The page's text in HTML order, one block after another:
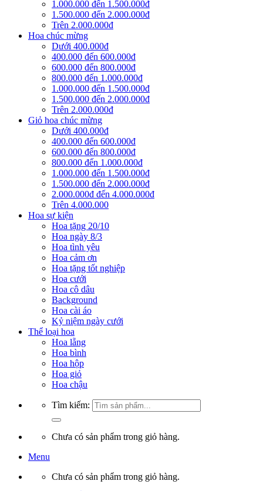
1.000.000 đến 1.500.000đ
1.500.000 đến 2.000.000đ
Trên 2.000.000đ
Hoa chúc mừng
Dưới 400.000đ
400.000 đến 600.000đ
600.000 đến 800.000đ
800.000 đến 1.000.000đ
1.000.000 đến 1.500.000đ
1.500.000 đến 2.000.000đ
Trên 2.000.000đ
Giỏ hoa chúc mừng
Dưới 400.000đ
400.000 đến 600.000đ
600.000 đến 800.000đ
800.000 đến 1.000.000đ
1.000.000 đến 1.500.000đ
1.500.000 đến 2.000.000đ
2.000.000đ đến 4.000.000đ
Trên 4.000.000
Hoa sự kiện
Hoa tặng 20/10
Hoa ngày 8/3
Hoa tình yêu
Hoa cảm ơn
Hoa tặng tốt nghiệp
Hoa cưới
Hoa cô dâu
Background
Hoa cài áo
Kỷ niệm ngày cưới
Thể loại hoa
Hoa lẵng
Hoa bình
Hoa hộp
Hoa giỏ
Hoa chậu
Tìm kiếm:
Chưa có sản phẩm trong giỏ hàng.
Menu
Chưa có sản phẩm trong giỏ hàng.